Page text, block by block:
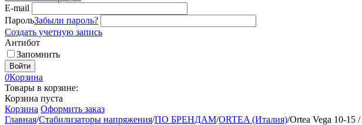
E-mail
ПарольЗабыли пароль?
Создать учетную запись
Антибот
Запомнить
Войти
0Корзина
Товары в корзине:
Корзина пуста
Корзина Оформить заказ
Главная/Стабилизаторы напряжения/ПО БРЕНДАМ/ORTEA (Италия)/Ortea Vega 10-15